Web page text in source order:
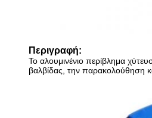
Περιγραφή:
Το αλουμινένιο περίβλημα
βαλβίδας, την παρακολούθηση